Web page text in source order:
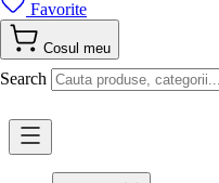
Favorite
Cosul meu
Search